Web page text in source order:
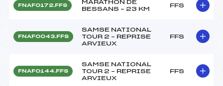
FNAF0172.FFS
MARATHON DE
BESSANS – 23 KM
FFS
FNAF0043.FFS
SAMSE NATIONAL
TOUR 2 – REPRISE
ARVIEUX
FFS
FNAF0144.FFS
SAMSE NATIONAL
TOUR 2 – REPRISE
ARVIEUX
FFS